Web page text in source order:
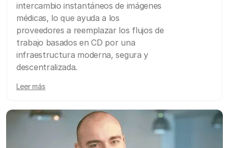
intercambio instantáneos de imágenes
médicas, lo que ayuda a los
proveedores a reemplazar los flujos de
trabajo basados en CD por una
infraestructura moderna, segura y
descentralizada.
Leer más